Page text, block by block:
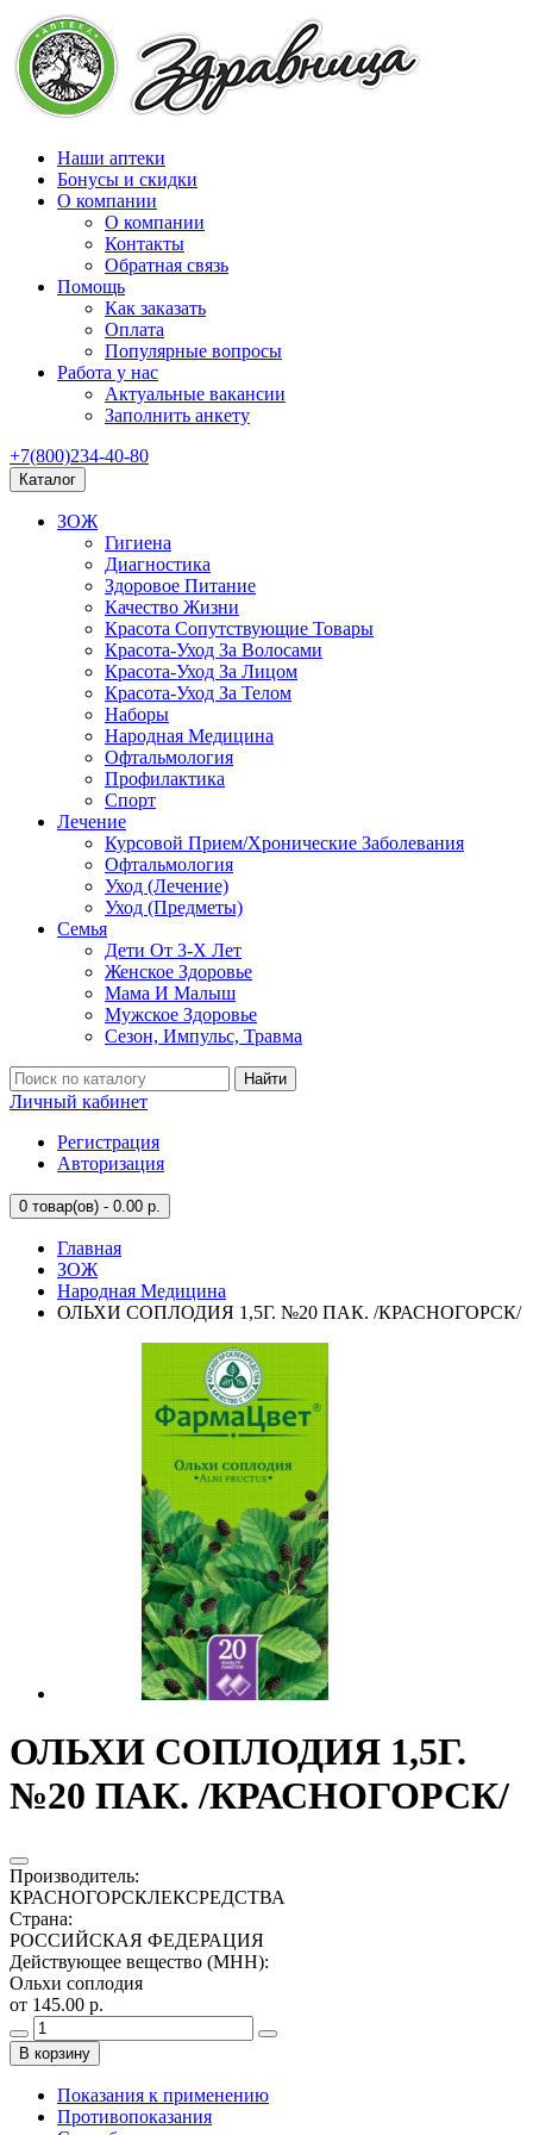
Наши аптеки
Бонусы и скидки
О компании
О компании
Контакты
Обратная связь
Помощь
Как заказать
Оплата
Популярные вопросы
Работа у нас
Актуальные вакансии
Заполнить анкету
+7(800)234-40-80
Каталог
ЗОЖ
Гигиена
Диагностика
Здоровое Питание
Качество Жизни
Красота Сопутствующие Товары
Красота-Уход За Волосами
Красота-Уход За Лицом
Красота-Уход За Телом
Наборы
Народная Медицина
Офтальмология
Профилактика
Спорт
Лечение
Курсовой Прием/Хронические Заболевания
Офтальмология
Уход (Лечение)
Уход (Предметы)
Семья
Дети От 3-Х Лет
Женское Здоровье
Мама И Малыш
Мужское Здоровье
Сезон, Импульс, Травма
Найти
Личный кабинет
Регистрация
Авторизация
0 товар(ов) - 0.00 р.
Главная
ЗОЖ
Народная Медицина
ОЛЬХИ СОПЛОДИЯ 1,5Г. №20 ПАК. /КРАСНОГОРСК/
ОЛЬХИ СОПЛОДИЯ 1,5Г.
№20 ПАК. /КРАСНОГОРСК/
Производитель:
КРАСНОГОРСКЛЕКСРЕДСТВА
Страна:
РОССИЙСКАЯ ФЕДЕРАЦИЯ
Действующее вещество (МНН):
Ольхи соплодия
от 145.00 р.
В корзину
Показания к применению
Противопоказания